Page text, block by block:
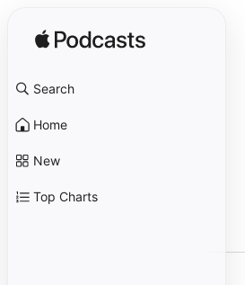
Search
Home
New
Top Charts